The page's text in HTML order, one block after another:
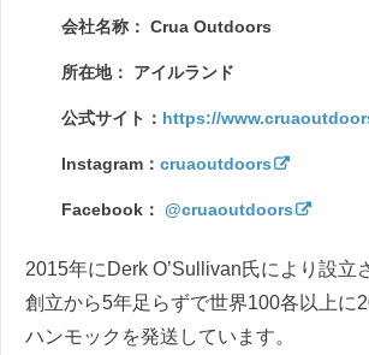
会社名称： Crua Outdoors
所在地： アイルランド
公式サイト： https://
Instagram： cruaoutdoors
Facebook： @cruaoutdoors
2015年にDerk O’Sullivan氏により設立
創立から5年足らずで世界100各以上に
ハンモックを発送しています。